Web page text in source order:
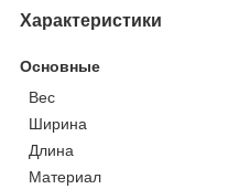
Характеристики
Основные
Вес
Ширина
Длина
Материал